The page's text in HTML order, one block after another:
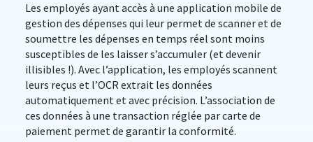
Les employés ayant accès à une application mobile de
gestion des dépenses qui leur permet de scanner et de
soumettre les dépenses en temps réel sont moins
susceptibles de les laisser s’accumuler (et devenir
illisibles !). Avec l’application, les employés scannent
leurs reçus et l’OCR extrait les données
automatiquement et avec précision. L’association de
ces données à une transaction réglée par carte de
paiement permet de garantir la conformité.